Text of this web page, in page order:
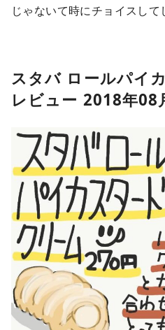
じゃないて時にチョイスして
スタバ ロールパイ
レビュー 2018年08